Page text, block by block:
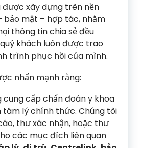
xây dựng trên nền
bảo mật – hợp tác, nhằm
thông tin chia sẻ đều
khách luôn được trao
trình phục hồi của mình.
nhấn mạnh rằng:
cung cấp chẩn đoán y khoa
tâm lý chính thức. Chúng tôi
thư xác nhận, hoặc thư
các mục đích liên quan